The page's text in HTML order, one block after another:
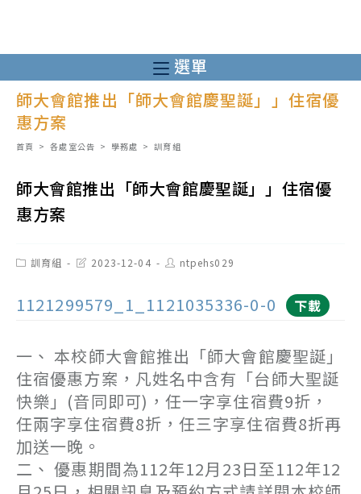
至
主
選單
師大會館推出「師大會館慶聖誕」」住宿優
惠方案
首頁 > 各處室公告 > 學務處 > 訓育組
師大會館推出「師大會館慶聖誕」」住宿優
惠方案
Post訓育組
Post2023-12-04
Post
author:
ntpehs029
1121299579_1_1121035336-0-0 下載
一、 本校師大會館推出「師大會館慶聖誕」
住宿優惠方案，凡姓名中含有「台師大聖誕
快樂」(音同即可)，任一字享住宿費9折，
任兩字享住宿費8折，任三字享住宿費8折再
加送一晚。
二、 優惠期間為112年12月23日至112年12